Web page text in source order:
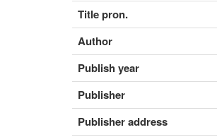
Title pron.
Author
Publish year
Publisher
Publisher address